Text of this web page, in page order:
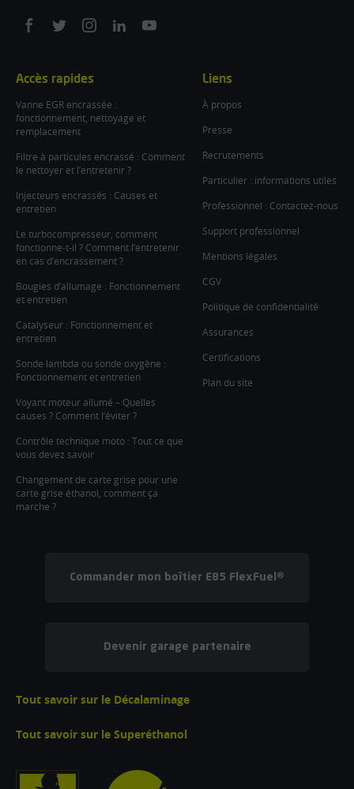
On
On
On
On
On
Accès rapides
Vanne EGR encrassée :
fonctionnement, nettoyage et
remplacement
Filtre à particules encrassé : Comment
le nettoyer et l’entretenir ?
Injecteurs encrassés : Causes et
entretien
Le turbocompresseur, comment
fonctionne-t-il ? Comment l’entretenir
en cas d’encrassement ?
Bougies d’allumage : Fonctionnement
et entretien
Catalyseur : Fonctionnement et
entretien
Sonde lambda ou sonde oxygène :
Fonctionnement et entretien
Voyant moteur allumé – Quelles
causes ? Comment l’éviter ?
Contrôle technique moto : Tout ce que
vous devez savoir
Changement de carte grise pour une
carte grise éthanol, comment ça
marche ?
Liens
À propos
Presse
Recrutements
Particulier : informations utiles
Professionnel : Contactez-nous
Support professionnel
Mentions légales
CGV
Politique de confidentialité
Assurances
Certifications
Plan du site
Commander mon boîtier E85 FlexFuel®
Devenir garage partenaire
Tout savoir sur le Décalaminage
Tout savoir sur le Superéthanol